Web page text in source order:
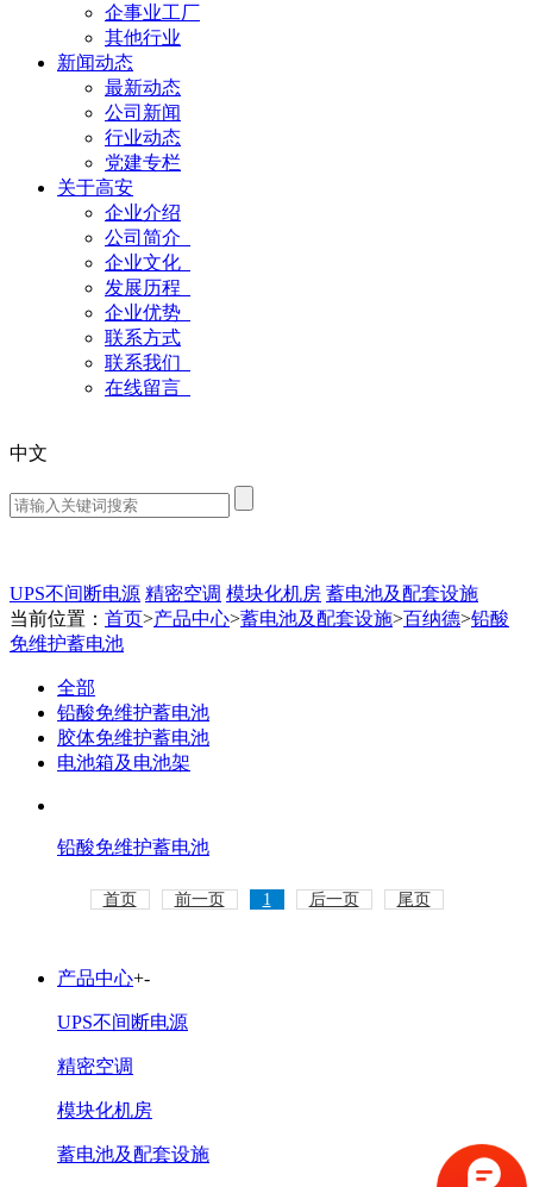
企事业工厂
其他行业
新闻动态
最新动态
公司新闻
行业动态
党建专栏
关于高安
企业介绍
公司简介
企业文化
发展历程
企业优势
联系方式
联系我们
在线留言
中文
UPS不间断电源 精密空调 模块化机房 蓄电池及配套设施
当前位置： 首页>产品中心>蓄电池及配套设施>百纳德>铅酸
免维护蓄电池
全部
铅酸免维护蓄电池
胶体免维护蓄电池
电池箱及电池架
铅酸免维护蓄电池
首页 前一页 1 后一页 尾页
产品中心+-
UPS不间断电源
精密空调
模块化机房
蓄电池及配套设施